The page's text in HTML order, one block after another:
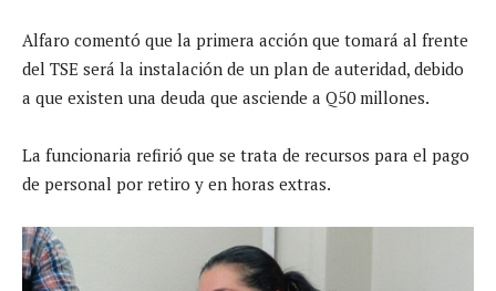
Alfaro comentó que la primera acción que tomará al frente
del TSE será la instalación de un plan de auteridad, debido
a que existen una deuda que asciende a Q50 millones.
La funcionaria refirió que se trata de recursos para el pago
de personal por retiro y en horas extras.